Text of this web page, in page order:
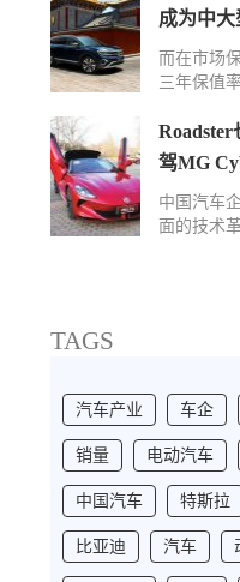
成为中
而在市场
三年保值
场以及在
驾MG
中国汽车
面的技术
TAGS
汽车产业 车企
销量 电动汽车
中国汽车 特斯拉
比亚迪 汽车